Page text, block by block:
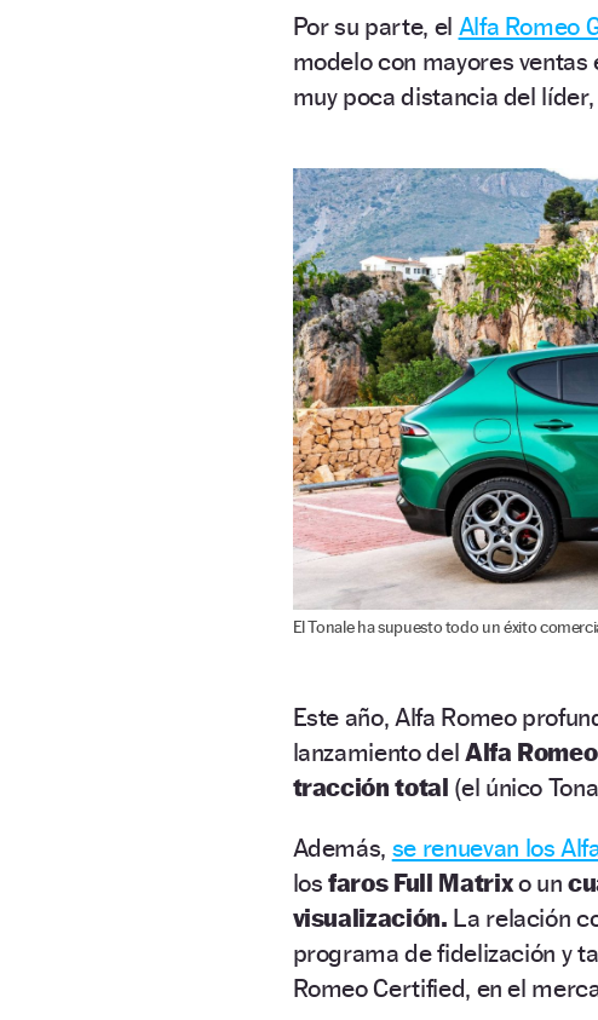
Por su parte, el Alfa Romeo
modelo con mayores
muy poca distancia del líder,
El Tonale ha supuesto todo un éxito
Este año, Alfa Romeo
lanzamiento del Alfa
tracción total (el único
Además, se renuevan los
losfaros Full Matrixo un
visualización. La relación
programa de fidelización y
Romeo Certified, en el